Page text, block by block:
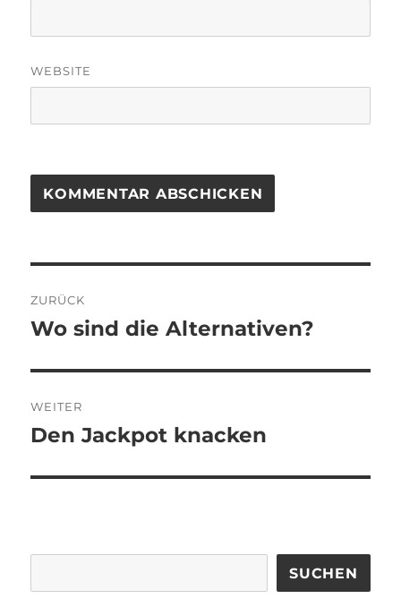
WEBSITE
ZURÜCK
Vorheriger
Wo sind die Alternativen?
WEITER
Nächster
Den Jackpot knacken
SUCHEN